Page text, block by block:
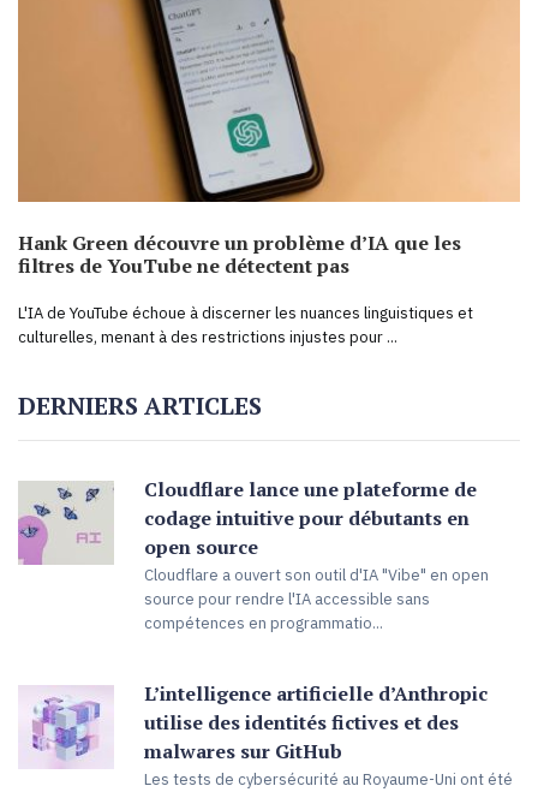
Hank Green découvre un problème d’IA que les
filtres de YouTube ne détectent pas
L'IA de YouTube échoue à discerner les nuances linguistiques et
culturelles, menant à des restrictions injustes pour ...
DERNIERS ARTICLES
Cloudflare lance une plateforme de
codage intuitive pour débutants en
open source
Cloudflare a ouvert son outil d'IA "Vibe" en open
source pour rendre l'IA accessible sans
compétences en programmatio...
L’intelligence artificielle d’Anthropic
utilise des identités fictives et des
malwares sur GitHub
Les tests de cybersécurité au Royaume-Uni ont été